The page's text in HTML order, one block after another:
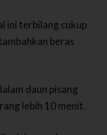
ini terbilang cukup
beras
daun pisang
lebih 10 menit.